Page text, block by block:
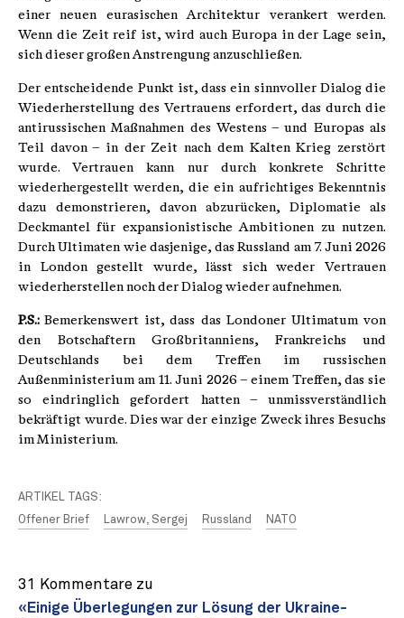
einer neuen eurasischen Architektur verankert werden.
Wenn die Zeit reif ist, wird auch Europa in der Lage sein,
sich dieser großen Anstrengung anzuschließen.
Der entscheidende Punkt ist, dass ein sinnvoller Dialog die
Wiederherstellung des Vertrauens erfordert, das durch die
antirussischen Maßnahmen des Westens – und Europas als
Teil davon – in der Zeit nach dem Kalten Krieg zerstört
wurde. Vertrauen kann nur durch konkrete Schritte
wiederhergestellt werden, die ein aufrichtiges Bekenntnis
dazu demonstrieren, davon abzurücken, Diplomatie als
Deckmantel für expansionistische Ambitionen zu nutzen.
Durch Ultimaten wie dasjenige, das Russland am 7. Juni 2026
in London gestellt wurde, lässt sich weder Vertrauen
wiederherstellen noch der Dialog wieder aufnehmen.
P.S.:Bemerkenswert ist, dass das Londoner Ultimatum von
den Botschaftern Großbritanniens, Frankreichs und
Deutschlands bei dem Treffen im russischen
Außenministerium am 11. Juni 2026 – einem Treffen, das sie
so eindringlich gefordert hatten – unmissverständlich
bekräftigt wurde. Dies war der einzige Zweck ihres Besuchs
im Ministerium.
ARTIKEL TAGS:
Offener Brief
Lawrow, Sergej Russland NATO
31 Kommentare zu
«Einige Überlegungen zur Lösung der Ukraine-